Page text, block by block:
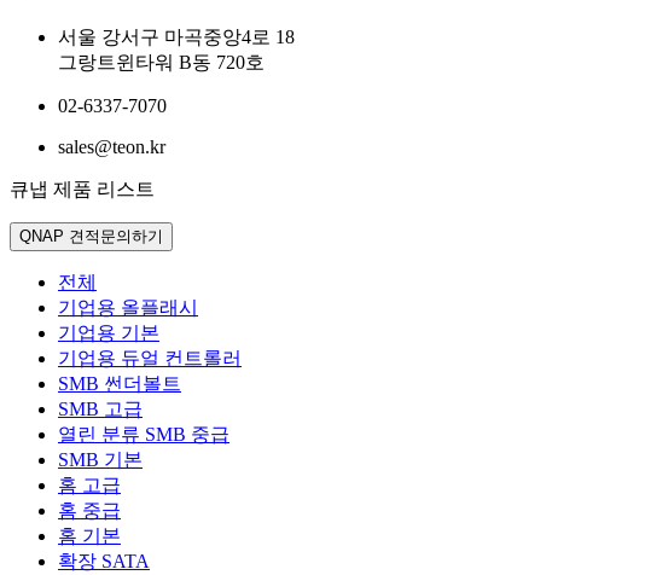
서울 강서구 마곡중앙4로 18
그랑트윈타워 B동 720호
02-6337-7070
sales@teon.kr
큐냅 제품 리스트
QNAP 견적문의하기
전체
기업용 올플래시
기업용 기본
기업용 듀얼 컨트롤러
SMB 썬더볼트
SMB 고급
열린 분류 SMB 중급
SMB 기본
홈 고급
홈 중급
홈 기본
확장 SATA